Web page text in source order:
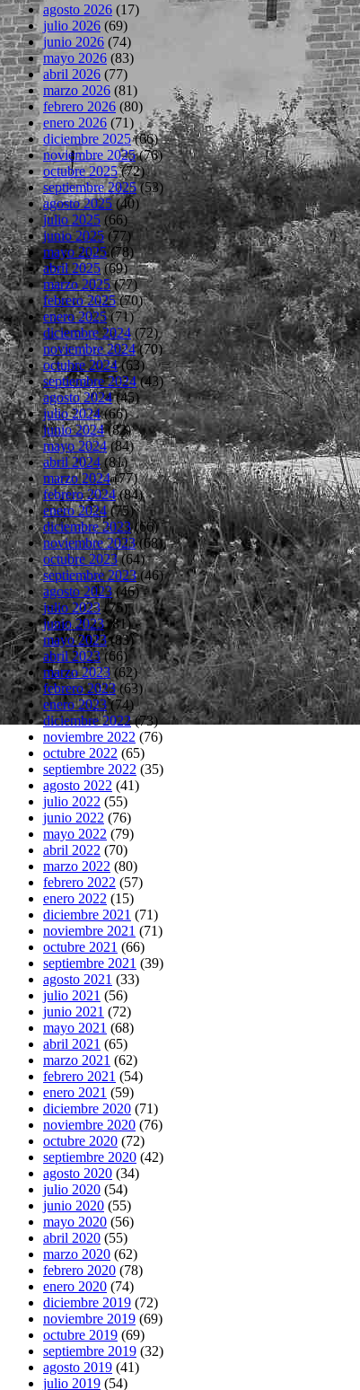
agosto 2026 (17)
julio 2026 (69)
junio 2026 (74)
mayo 2026 (83)
abril 2026 (77)
marzo 2026 (81)
febrero 2026 (80)
enero 2026 (71)
diciembre 2025(66)
noviembre 2025(76)
octubre 2025(72)
septiembre 2025(53)
agosto 2025(40)
julio 2025 (66)
junio 2025(77)
mayo 2025(78)
abril 2025(69)
marzo 2025(77)
febrero 2025(70)
enero 2025(71)
diciembre 2024(72)
noviembre 2024(70)
octubre 2024(63)
septiembre 2024(43)
agosto 2024(45)
julio 2024(66)
junio 2024(82)
mayo 2024(84)
abril 2024(81)
marzo 2024(77)
febrero 2024(84)
enero 2024(75)
diciembre 2023(66)
noviembre 2023(68)
octubre 2023(64)
septiembre 2023(46)
agosto 2023(46)
julio 2023(75)
junio 2023(81)
mayo 2023(83)
abril 2023(66)
marzo 2023(62)
febrero 2023(63)
enero 2023(74)
diciembre 2022(73)
noviembre 2022 (76)
octubre 2022 (65)
septiembre 2022 (35)
agosto 2022 (41)
julio 2022 (55)
junio 2022 (76)
mayo 2022 (79)
abril 2022 (70)
marzo 2022 (80)
febrero 2022 (57)
enero 2022 (15)
diciembre 2021 (71)
noviembre 2021 (71)
octubre 2021 (66)
septiembre 2021 (39)
agosto 2021 (33)
julio 2021 (56)
junio 2021 (72)
mayo 2021 (68)
abril 2021 (65)
marzo 2021 (62)
febrero 2021 (54)
enero 2021 (59)
diciembre 2020 (71)
noviembre 2020 (76)
octubre 2020 (72)
septiembre 2020 (42)
agosto 2020 (34)
julio 2020 (54)
junio 2020 (55)
mayo 2020 (56)
abril 2020 (55)
marzo 2020 (62)
febrero 2020 (78)
enero 2020 (74)
diciembre 2019 (72)
noviembre 2019 (69)
octubre 2019 (69)
septiembre 2019 (32)
agosto 2019 (41)
julio 2019 (54)